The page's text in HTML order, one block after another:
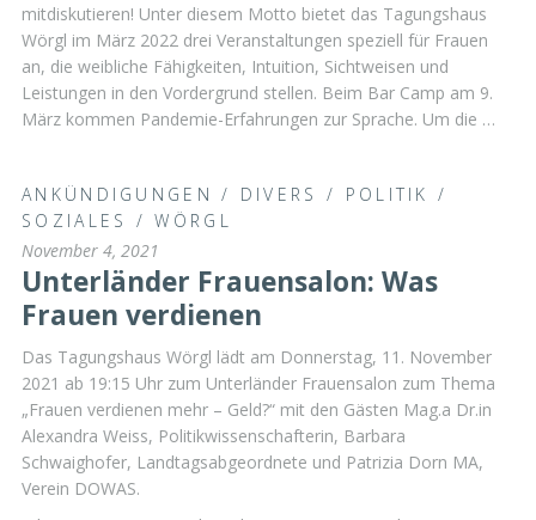
mitdiskutieren! Unter diesem Motto bietet das Tagungshaus
Wörgl im März 2022 drei Veranstaltungen speziell für Frauen
an, die weibliche Fähigkeiten, Intuition, Sichtweisen und
Leistungen in den Vordergrund stellen. Beim Bar Camp am 9.
März kommen Pandemie-Erfahrungen zur Sprache. Um die …
ANKÜNDIGUNGEN / DIVERS / POLITIK /
SOZIALES
/WÖRGL
November 4, 2021
Unterländer Frauensalon: Was
Frauen verdienen
Das Tagungshaus Wörgl lädt am Donnerstag, 11. November
2021 ab 19:15 Uhr zum Unterländer Frauensalon zum Thema
„Frauen verdienen mehr – Geld?“ mit den Gästen Mag.a Dr.in
Alexandra Weiss, Politikwissenschafterin, Barbara
Schwaighofer, Landtagsabgeordnete und Patrizia Dorn MA,
Verein DOWAS.